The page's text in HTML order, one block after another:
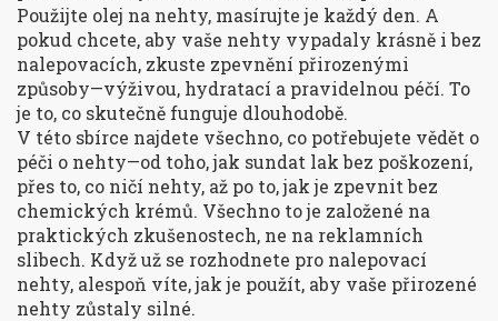
Použijte olej na nehty, masírujte je každý den. A
pokud chcete, aby vaše nehty vypadaly krásně i bez
nalepovacích, zkuste zpevnění přirozenými
způsoby—výživou, hydratací a pravidelnou péčí. To
je to, co skutečně funguje dlouhodobě.
V této sbírce najdete všechno, co potřebujete vědět o
péči o nehty—od toho, jak sundat lak bez poškození,
přes to, co ničí nehty, až po to, jak je zpevnit bez
chemických krémů. Všechno to je založené na
praktických zkušenostech, ne na reklamních
slibech. Když už se rozhodnete pro nalepovací
nehty, alespoň víte, jak je použít, aby vaše přirozené
nehty zůstaly silné.